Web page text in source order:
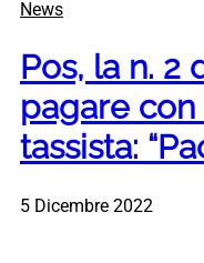
News
Pos, la n. 2
pagare
tassista:
5 Dicembre 2022